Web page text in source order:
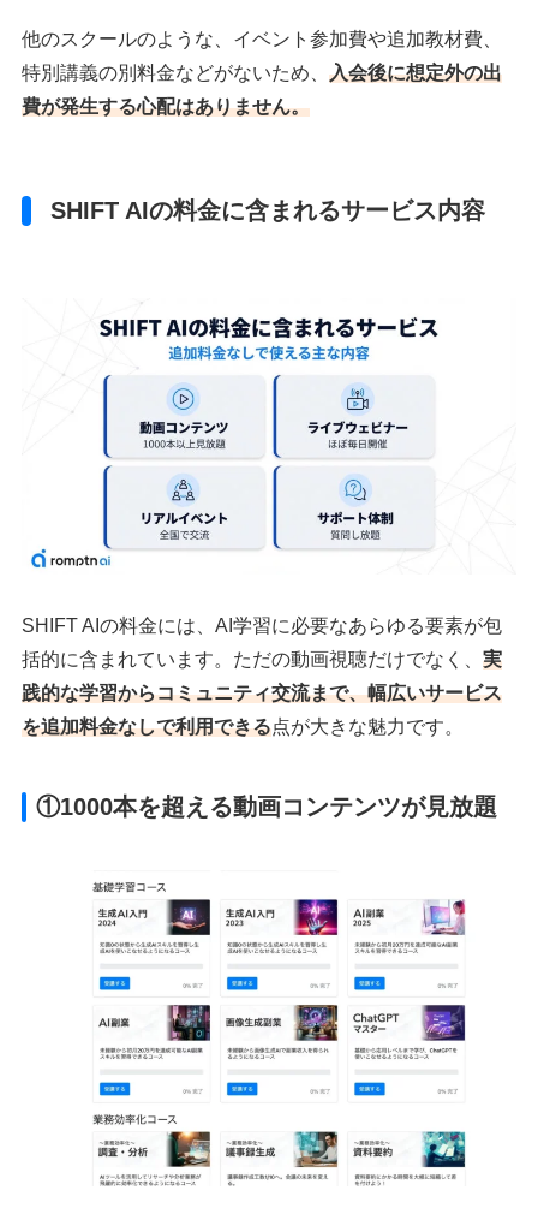
他のスクールのような、イベント参加費や追加教材費、
特別講義の別料金などがないため、入会後に想定外の出
費が発生する心配はありません。
SHIFT AIの料金に含まれるサービス内容
SHIFT AIの料金には、AI学習に必要なあらゆる要素が包
括的に含まれています。ただの動画視聴だけでなく、実
践的な学習からコミュニティ交流まで、幅広いサービス
を追加料金なしで利用できる点が大きな魅力です。
①1000本を超える動画コンテンツが見放題